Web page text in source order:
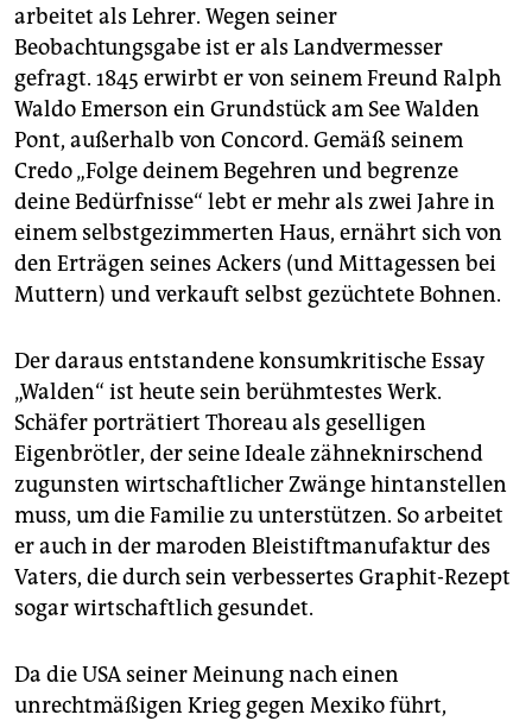
arbeitet als Lehrer. Wegen seiner
Beobachtungsgabe ist er als Landvermesser
gefragt. 1845 erwirbt er von seinem Freund Ralph
Waldo Emerson ein Grundstück am See Walden
Pont, außerhalb von Concord. Gemäß seinem
Credo „Folge deinem Begehren und begrenze
deine Bedürfnisse“ lebt er mehr als zwei Jahre in
einem selbstgezimmerten Haus, ernährt sich von
den Erträgen seines Ackers (und Mittagessen bei
Muttern) und verkauft selbst gezüchtete Bohnen.
Der daraus entstandene konsumkritische Essay
„Walden“ ist heute sein berühmtestes Werk.
Schäfer porträtiert Thoreau als geselligen
Eigenbrötler, der seine Ideale zähneknirschend
zugunsten wirtschaftlicher Zwänge hintanstellen
muss, um die Familie zu unterstützen. So arbeitet
er auch in der maroden Bleistiftmanufaktur des
Vaters, die durch sein verbessertes Graphit-Rezept
sogar wirtschaftlich gesundet.
Da die USA seiner Meinung nach einen
unrechtmäßigen Krieg gegen Mexiko führt,